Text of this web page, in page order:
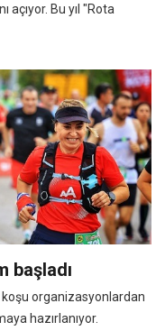
açıyor. Bu yıl "Rota
başladı
organizasyonlardan
hazırlanıyor.